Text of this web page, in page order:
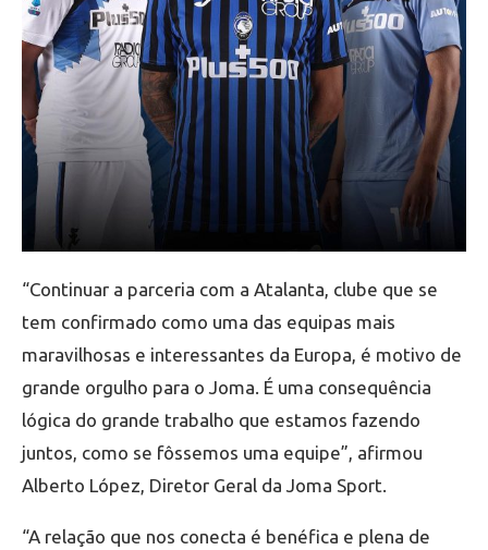
“Continuar a parceria com a Atalanta, clube que se
tem confirmado como uma das equipas mais
maravilhosas e interessantes da Europa, é motivo de
grande orgulho para o Joma. É uma consequência
lógica do grande trabalho que estamos fazendo
juntos, como se fôssemos uma equipe”, afirmou
Alberto López, Diretor Geral da Joma Sport.
“A relação que nos conecta é benéfica e plena de